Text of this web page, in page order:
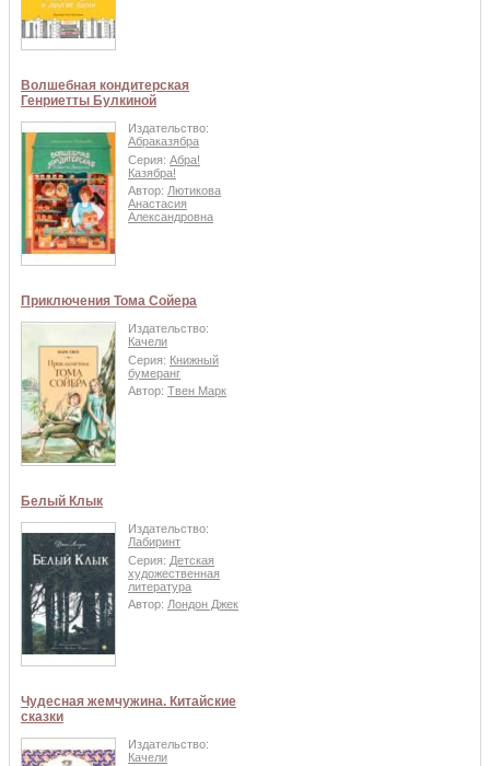
Волшебная кондитерская
Генриетты Булкиной
Издательство:
Абраказябра
Серия: Абра!
Казябра!
Автор: Лютикова
Анастасия
Александровна
Приключения Тома Сойера
Издательство:
Качели
Серия: Книжный
бумеранг
Автор: Твен Марк
Белый Клык
Издательство:
Лабиринт
Серия: Детская
художественная
литература
Автор: Лондон Джек
Чудесная жемчужина. Китайские
сказки
Издательство:
Качели